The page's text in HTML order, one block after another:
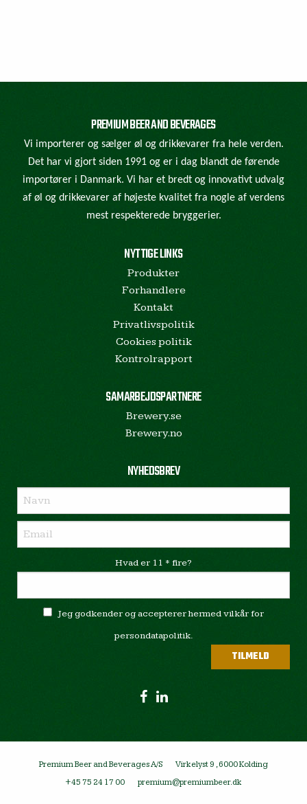
PREMIUM BEER AND BEVERAGES
Vi importerer og sælger øl og drikkevarer fra hele verden.
Det har vi gjort siden 1991 og er i dag blandt de førende
importører i Danmark. Vi har et bredt og innovativt udvalg
af øl og drikkevarer af højeste kvalitet fra nogle af verdens
mest respekterede bryggerier.
NYTTIGE LINKS
Produkter
Forhandlere
Kontakt
Privatlivspolitik
Cookies politik
Kontrolrapport
SAMARBEJDSPARTNERE
Brewery.se
Brewery.no
NYHEDSBREV
Hvad er 11 * fire?
Jeg godkender og accepterer hermed vilkår for
persondatapolitik.
Premium Beer and Beverages A/S
Virkelyst 9 , 6000 Kolding
+45 75 24 17 00
premium@premiumbeer.dk